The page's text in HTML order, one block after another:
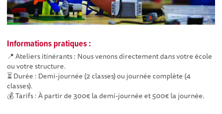
Informations pratiques :
📍 Ateliers itinérants : Nous venons directement dans votre école
ou votre structure.
⏳ Durée : Demi-journée (2 classes) ou journée complète (4
classes).
💰 Tarifs : À partir de 300€ la demi-journée et 500€ la journée.